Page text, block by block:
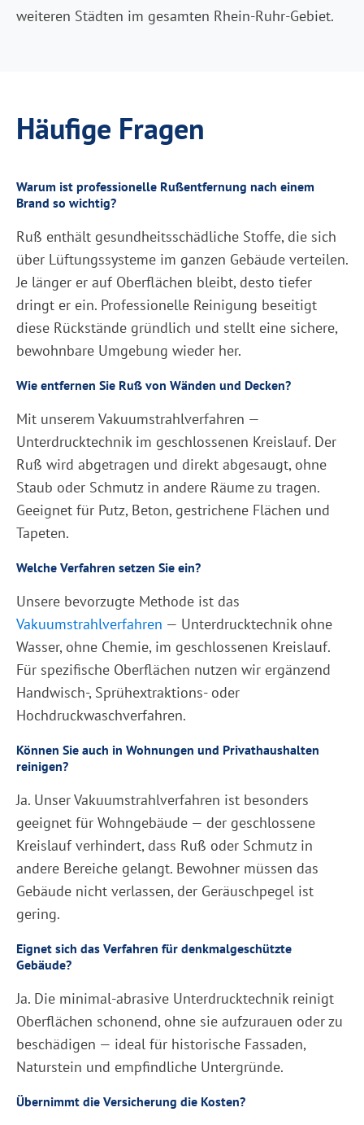
weiteren Städten im gesamten Rhein-Ruhr-Gebiet.
Häufige Fragen
Warum ist professionelle Rußentfernung nach einem
Brand so wichtig?
Ruß enthält gesundheitsschädliche Stoffe, die sich
über Lüftungssysteme im ganzen Gebäude verteilen.
Je länger er auf Oberflächen bleibt, desto tiefer
dringt er ein. Professionelle Reinigung beseitigt
diese Rückstände gründlich und stellt eine sichere,
bewohnbare Umgebung wieder her.
Wie entfernen Sie Ruß von Wänden und Decken?
Mit unserem Vakuumstrahlverfahren —
Unterdrucktechnik im geschlossenen Kreislauf. Der
Ruß wird abgetragen und direkt abgesaugt, ohne
Staub oder Schmutz in andere Räume zu tragen.
Geeignet für Putz, Beton, gestrichene Flächen und
Tapeten.
Welche Verfahren setzen Sie ein?
Unsere bevorzugte Methode ist das
Vakuumstrahlverfahren — Unterdrucktechnik ohne
Wasser, ohne Chemie, im geschlossenen Kreislauf.
Für spezifische Oberflächen nutzen wir ergänzend
Handwisch-, Sprühextraktions- oder
Hochdruckwaschverfahren.
Können Sie auch in Wohnungen und Privathaushalten
reinigen?
Ja. Unser Vakuumstrahlverfahren ist besonders
geeignet für Wohngebäude — der geschlossene
Kreislauf verhindert, dass Ruß oder Schmutz in
andere Bereiche gelangt. Bewohner müssen das
Gebäude nicht verlassen, der Geräuschpegel ist
gering.
Eignet sich das Verfahren für denkmalgeschützte
Gebäude?
Ja. Die minimal-abrasive Unterdrucktechnik reinigt
Oberflächen schonend, ohne sie aufzurauen oder zu
beschädigen — ideal für historische Fassaden,
Naturstein und empfindliche Untergründe.
Übernimmt die Versicherung die Kosten?